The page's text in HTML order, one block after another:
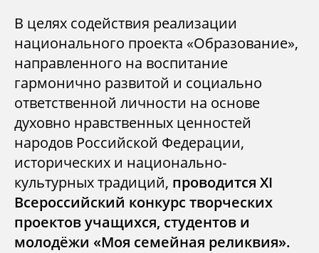
В целях содействия реализации
национального проекта «Образование»,
направленного на воспитание
гармонично развитой и социально
ответственной личности на основе
духовно нравственных ценностей
народов Российской Федерации,
исторических и национально-
культурных традиций, проводится XI
Всероссийский конкурс творческих
проектов учащихся, студентов и
молодёжи «Моя семейная реликвия».